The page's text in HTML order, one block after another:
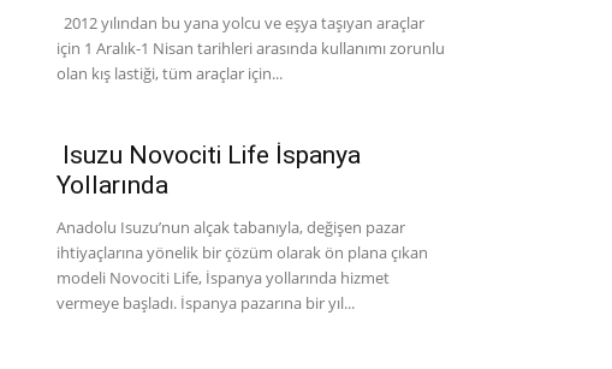
2012 yılından bu yana yolcu ve eşya taşıyan araçlar
için 1 Aralık-1 Nisan tarihleri arasında kullanımı zorunlu
olan kış lastiği, tüm araçlar için...
Isuzu Novociti Life İspanya
Yollarında
Anadolu Isuzu’nun alçak tabanıyla, değişen pazar
ihtiyaçlarına yönelik bir çözüm olarak ön plana çıkan
modeli Novociti Life, İspanya yollarında hizmet
vermeye başladı. İspanya pazarına bir yıl...